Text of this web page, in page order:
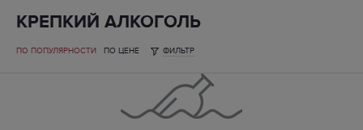
КРЕПКИЙ АЛКОГОЛЬ
ПО ПОПУЛЯРНОСТИ ПО ЦЕНЕ ФИЛЬТР